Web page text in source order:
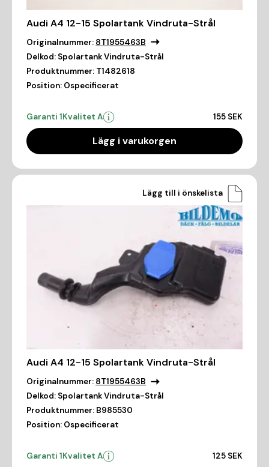
Audi A4 12-15 Spolartank Vindruta-Strål
Originalnummer: 8T1955463B
Delkod: Spolartank Vindruta-Strål
Produktnummer: T1482618
Position: Ospecificerat
Garanti 1Kvalitet A 155 SEK
Lägg i varukorgen
Lägg till i önskelista
Audi A4 12-15 Spolartank Vindruta-Strål
Originalnummer: 8T1955463B
Delkod: Spolartank Vindruta-Strål
Produktnummer: B985530
Position: Ospecificerat
Garanti 1Kvalitet A 125 SEK